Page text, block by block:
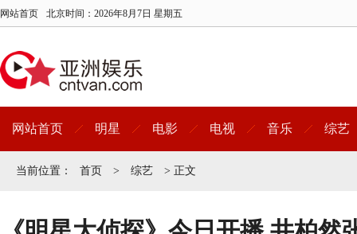
网站首页 北京时间： 2026年8月7日 星期五
网站首页 明星 电影 电视 音乐 综艺
当前位置： 首页 > 综艺 > 正文